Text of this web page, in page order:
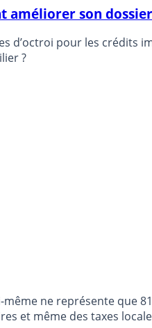
améliorer son
pour les crédits
?
ne représente que
et même des taxes